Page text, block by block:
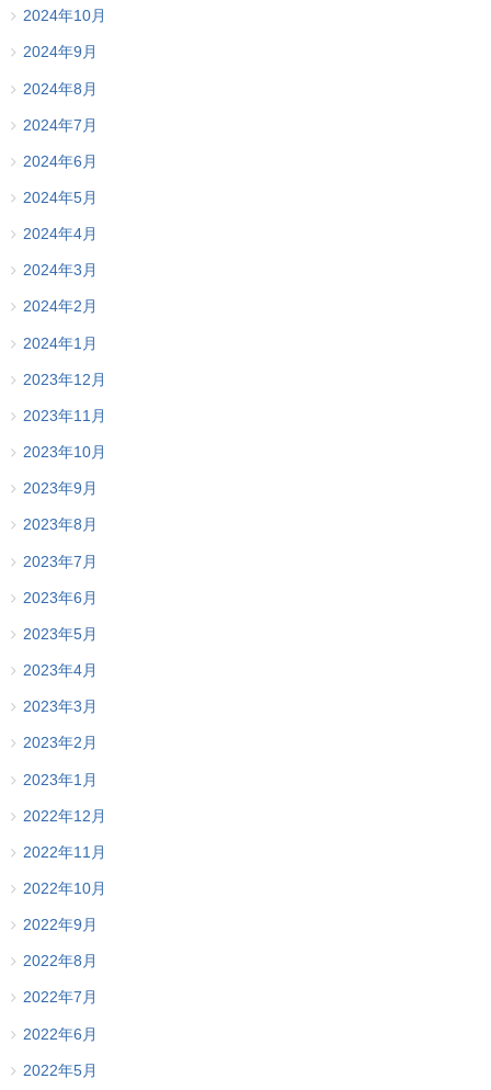
2024年10月
2024年9月
2024年8月
2024年7月
2024年6月
2024年5月
2024年4月
2024年3月
2024年2月
2024年1月
2023年12月
2023年11月
2023年10月
2023年9月
2023年8月
2023年7月
2023年6月
2023年5月
2023年4月
2023年3月
2023年2月
2023年1月
2022年12月
2022年11月
2022年10月
2022年9月
2022年8月
2022年7月
2022年6月
2022年5月